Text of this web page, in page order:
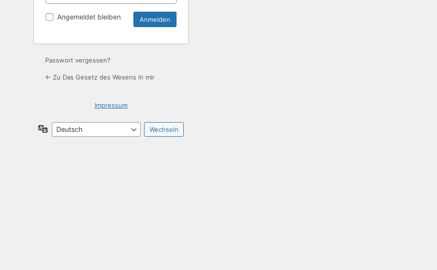
Angemeldet bleiben
Passwort vergessen?
← Zu Das Gesetz des Wesens in mir
Impressum
Sprache